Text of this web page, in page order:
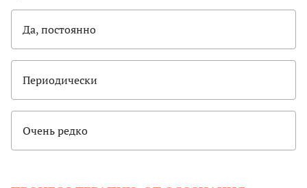
Да, постоянно
Периодически
Очень редко